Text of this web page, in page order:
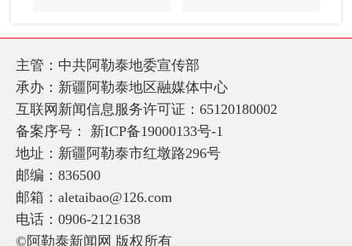
主管：中共阿勒泰地委宣传部
承办：新疆阿勒泰地区融媒体中心
互联网新闻信息服务许可证：65120180002
备案序号： 新ICP备19000133号-1
地址：新疆阿勒泰市红墩路296号
邮编：836500
邮箱：aletaibao@126.com
电话：0906-2121638
©阿勒泰新闻网 版权所有